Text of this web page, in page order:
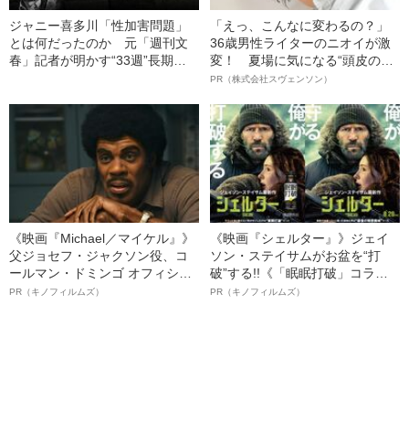
ジャニー喜多川「性加害問題」
とは何だったのか 元「週刊文
春」記者が明かす“33週”長期取
「えっ、こんなに変わるの？」
36歳男性ライターのニオイが激
変！ 夏場に気になる“頭皮のニ
オイ”や“ベタつき”を解消す
ト”が生み出した徹底ケアとは
PR（株式会社スヴェンソン）
《映画『Michael／マイケル』》
父ジョセフ・ジャクソン役、コ
ールマン・ドミンゴ オフィシャ
ルインタビュー“観客を魅了した
PR（キノフィルムズ）
《映画『シェルター』》ジェイ
ソン・ステイサムがお盆を“打
破”する!!《「眠眠打破」コラ
ボ》
PR（キノフィルムズ）